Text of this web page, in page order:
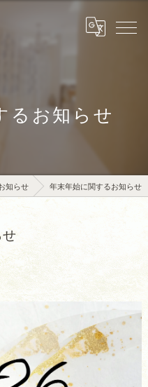
るお知らせ
知らせ 年末年始に関するお知らせ